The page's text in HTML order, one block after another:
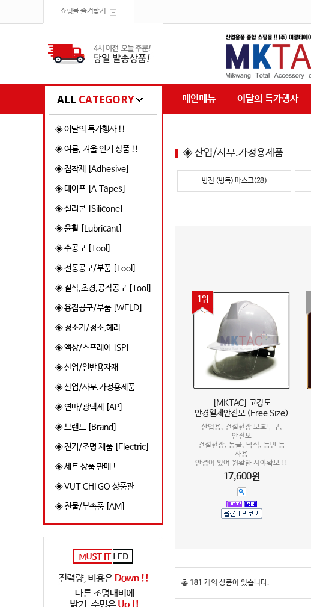
쇼핑몰 즐겨찾기
ALL CATEGORY 메인메뉴 이달의 특가행사
◈ 이달의 특가행사 !!
◈ 여름, 겨울 인기 상품 !!
◈ 접착제 [Adhesive]
◈ 테이프 [A.Tapes]
◈ 실리콘 [Silicone]
◈ 윤활 [Lubricant]
◈ 수공구 [Tool]
◈ 전동공구/부품 [Tool]
◈ 절삭,초경,공작공구 [Tool]
◈ 용접공구/부품 [WELD]
◈ 청소기/청소,헤라
◈ 액상/스프레이 [SP]
◈ 산업/일반용자재
◈ 산업/사무.가정용제품
◈ 연마/광택제 [AP]
◈ 브랜드 [Brand]
◈ 전기/조명 제품 [Electric]
◈ 세트 상품 판매 !
◈ VUT CHI GO 상품관
◈ 철물/부속품 [AM]
◈ 산업/사무.가정용제품
방진 (방독) 마스크(28)
1위
[MKTAC] 고강도
안경일체안전모 (Free Size)
산업용, 건설현장 보호투구,
안전모
건설현장, 동굴, 낙석, 등반 등
사용
안경이 있어 원활한 시야확보 !!
17,600원
총 181 개의 상품이 있습니다.